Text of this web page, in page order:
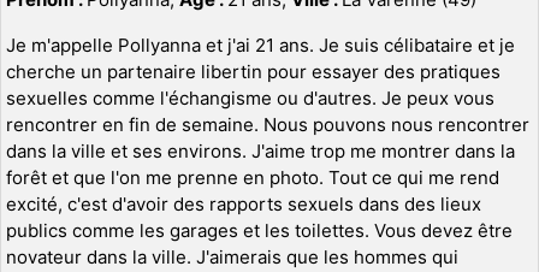
Je m'appelle Pollyanna et j'ai 21 ans. Je suis célibataire et je
cherche un partenaire libertin pour essayer des pratiques
sexuelles comme l'échangisme ou d'autres. Je peux vous
rencontrer en fin de semaine. Nous pouvons nous rencontrer
dans la ville et ses environs. J'aime trop me montrer dans la
forêt et que l'on me prenne en photo. Tout ce qui me rend
excité, c'est d'avoir des rapports sexuels dans des lieux
publics comme les garages et les toilettes. Vous devez être
novateur dans la ville. J'aimerais que les hommes qui